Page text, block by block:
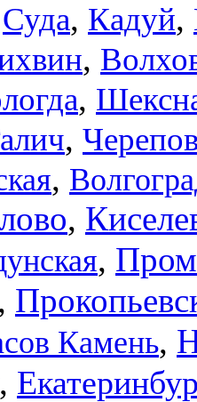
Суда, Кадуй,
,
,
,
,
,
,
,
Камень,
,